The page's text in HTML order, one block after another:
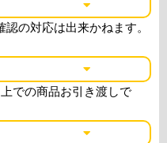
の対応は出来かねます。
での商品お引き渡しで